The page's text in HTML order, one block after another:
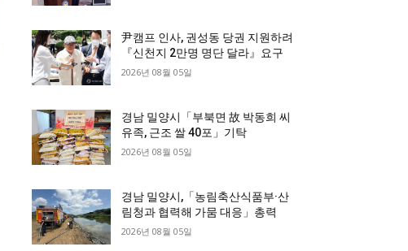
尹캠프 인사, 권성동 당권 지원하려
『신천지 2만명 명단 달라』요구
2026년 08월 05일
경남 밀양시「부북면 故 박동희 씨
유족, 근조 쌀 40포」기탁
2026년 08월 05일
경남 밀양시,「농림축산식품부·산
림청과 협력해 가뭄 대응」총력
2026년 08월 05일